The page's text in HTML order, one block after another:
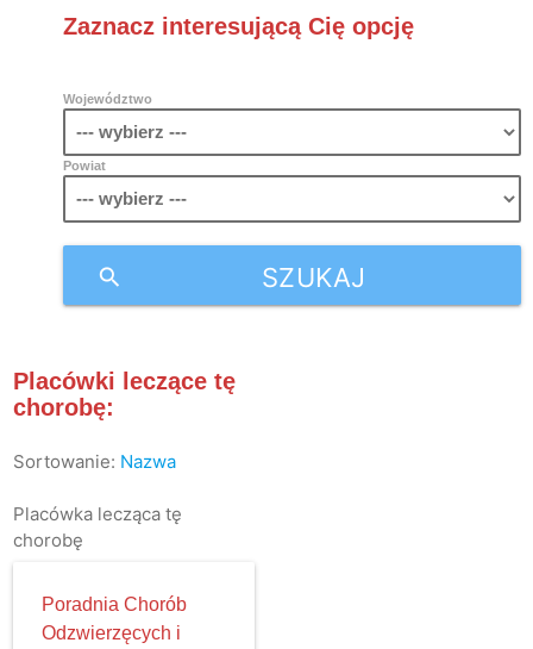
Zaznacz interesującą Cię opcję
Województwo
Powiat
SZUKAJ
search
Placówki leczące tę
chorobę:
Sortowanie: Nazwa
Placówka lecząca tę
chorobę
Poradnia Chorób
Odzwierzęcych i